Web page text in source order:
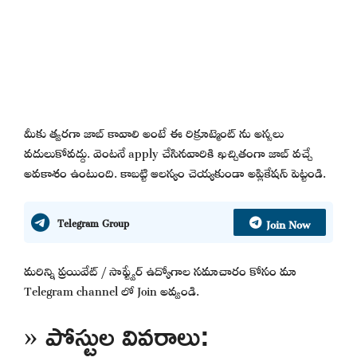
మీకు త్వరగా జాబ్ కావాలి అంటే ఈ రిక్రూట్మెంట్ ను అస్సలు
వదులుకోవద్దు. వెంటనే apply చేసినవారికి ఖచ్చితంగా జాబ్ వచ్చే
అవకాశం ఉంటుంది. కాబట్టి ఆలస్యం చెయ్యకుండా అప్లికేషన్ పెట్టండి.
Telegram Group Join Now
మరిన్ని ప్రయివేట్ / సాఫ్ట్వేర్ ఉద్యోగాల సమాచారం కోసం మా
Telegram channel లో Join అవ్వండి.
» పోస్టుల వివరాలు: